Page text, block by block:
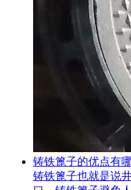
铸铁篦子的优点有
铸铁篦子也就是说